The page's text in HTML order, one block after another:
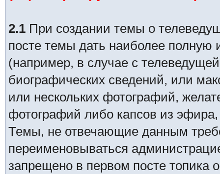
2.1 При создании темы о
посте темы дать наиболее
(например, в случае с
биографических сведений, или
или нескольких фотографий,
фотографий либо капсов из
Темы, не отвечающие данным
переименовываться
запрещено в первом посте топика